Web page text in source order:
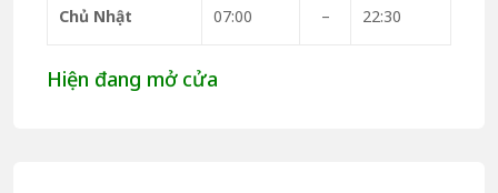
Chủ Nhật 07:00 – 22:30
Hiện đang mở cửa